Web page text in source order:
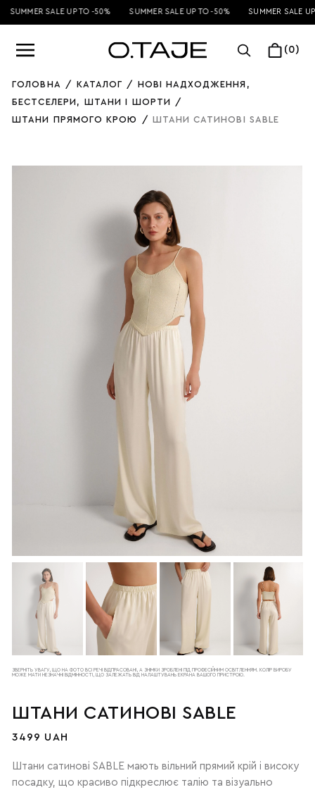
SUMMER SALE UP TO -50% SUMMER SALE UP TO -50% SUMMER SALE
(0)
ГОЛОВНА / КАТАЛОГ / НОВІ НАДХОДЖЕННЯ ,
БЕСТСЕЛЕРИ , ШТАНИ І ШОРТИ /
ШТАНИ ПРЯМОГО КРОЮ / ШТАНИ САТИНОВІ SABLE
ЗВЕРНІТЬ УВАГУ, ЩО НА ФОТО ВСІ РЕЧІ ВІДПРАСОВАНІ, А ЗНІМКИ ЗРОБЛЕНІ ПІД ПРОФЕСІЙНИМ ОСВІТЛЕННЯМ. КОЛІР ВИРОБУ
МОЖЕ МАТИ НЕЗНАЧНІ ВІДМІННОСТІ, ЩО ЗАЛЕЖАТЬ ВІД НАЛАШТУВАНЬ ЕКРАНА ВАШОГО ПРИСТРОЮ.
ШТАНИ САТИНОВІ SABLE
3499 UAH
Штани сатинові SABLE мають вільний прямий крій і високу
посадку, що красиво підкреслює талію та візуально